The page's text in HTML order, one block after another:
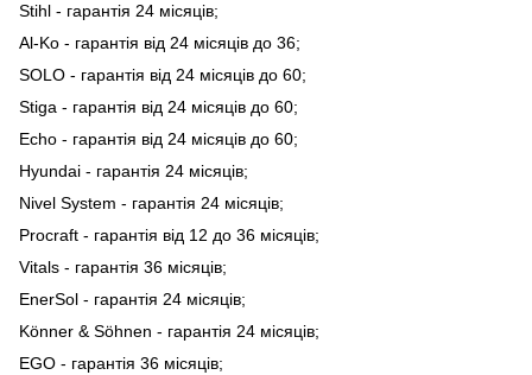
Stihl - гарантія 24 місяців;
Al-Ko - гарантія від 24 місяців до 36;
SOLO - гарантія від 24 місяців до 60;
Stiga - гарантія від 24 місяців до 60;
Echo - гарантія від 24 місяців до 60;
Hyundai - гарантія 24 місяців;
Nivel System - гарантія 24 місяців;
Procraft - гарантія від 12 до 36 місяців;
Vitals - гарантія 36 місяців;
EnerSol - гарантія 24 місяців;
Könner & Söhnen - гарантія 24 місяців;
EGO - гарантія 36 місяців;